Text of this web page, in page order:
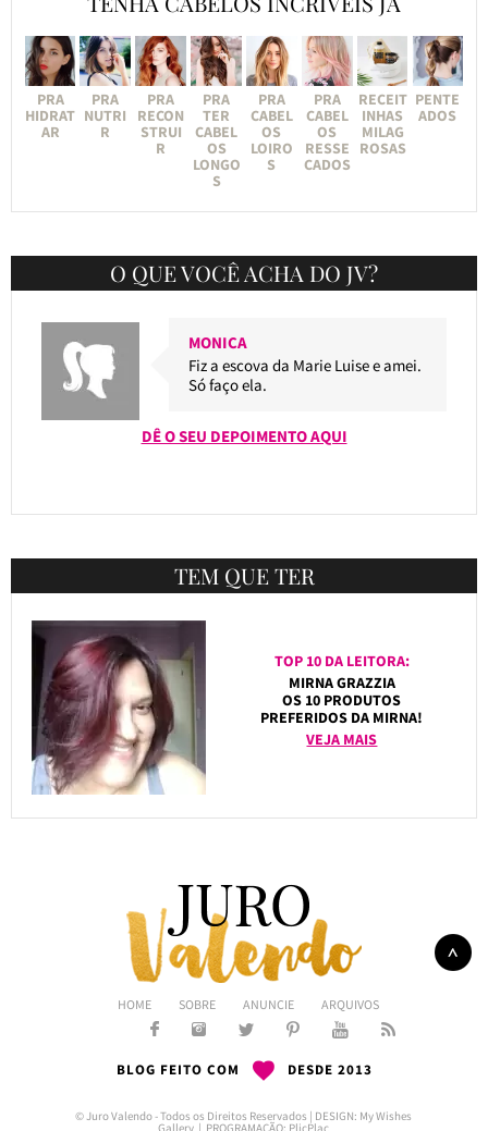
PRA
HIDRAT
AR
PRA
NUTRI
R
PRA
RECON
STRUI
R
PRA
TER
CABEL
OS
LONGO
S
PRA
CABEL
OS
LOIRO
S
PRA
CABEL
OS
RESSE
CADOS
RECEIT
INHAS
MILAG
ROSAS
PENTE
ADOS
O QUE VOCÊ ACHA DO JV?
MONICA
Fiz a escova da Marie Luise e amei.
Só faço ela.
DÊ O SEU DEPOIMENTO AQUI
TEM QUE TER
TOP 10 DA LEITORA:
MIRNA GRAZZIA
OS 10 PRODUTOS
PREFERIDOS DA MIRNA!
VEJA MAIS
HOME SOBRE ANUNCIE ARQUIVOS
BLOG FEITO COM DESDE 2013
© Juro Valendo - Todos os Direitos Reservados | DESIGN: My Wishes